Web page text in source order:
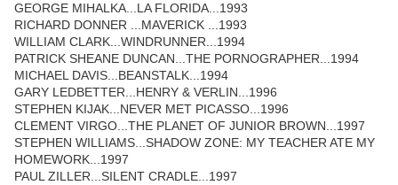
GEORGE MIHALKA...LA FLORIDA...1993
RICHARD DONNER ...MAVERICK ...1993
WILLIAM CLARK...WINDRUNNER...1994
PATRICK SHEANE DUNCAN...THE PORNOGRAPHER...1994
MICHAEL DAVIS...BEANSTALK...1994
GARY LEDBETTER...HENRY & VERLIN...1996
STEPHEN KIJAK...NEVER MET PICASSO...1996
CLEMENT VIRGO...THE PLANET OF JUNIOR BROWN...1997
STEPHEN WILLIAMS...SHADOW ZONE: MY TEACHER ATE MY
HOMEWORK...1997
PAUL ZILLER...SILENT CRADLE...1997